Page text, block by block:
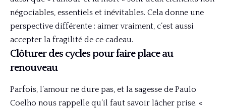
négociables, essentiels et inévitables. Cela donne une
perspective différente : aimer vraiment, c’est aussi
accepter la fragilité de ce cadeau.
Clôturer des cycles pour faire place au
renouveau
Parfois, l’amour ne dure pas, et la sagesse de Paulo
Coelho nous rappelle qu’il faut savoir lâcher prise. «